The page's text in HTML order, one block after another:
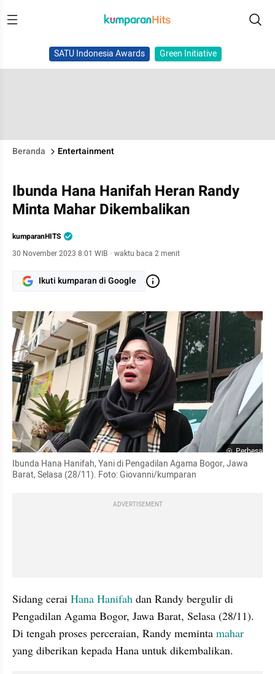
SATU Indonesia Awards Green Initiative
Beranda Entertainment
Ibunda Hana Hanifah Heran Randy
Minta Mahar Dikembalikan
kumparanHITS
30 November 2023 8:01 WIB · waktu baca 2 menit
Ikuti kumparan di Google
Perbesar
Ibunda Hana Hanifah, Yani di Pengadilan Agama Bogor, Jawa
Barat, Selasa (28/11). Foto: Giovanni/kumparan
ADVERTISEMENT
Sidang cerai Hana Hanifah dan Randy bergulir di
Pengadilan Agama Bogor, Jawa Barat, Selasa (28/11).
Di tengah proses perceraian, Randy meminta mahar
yang diberikan kepada Hana untuk dikembalikan.